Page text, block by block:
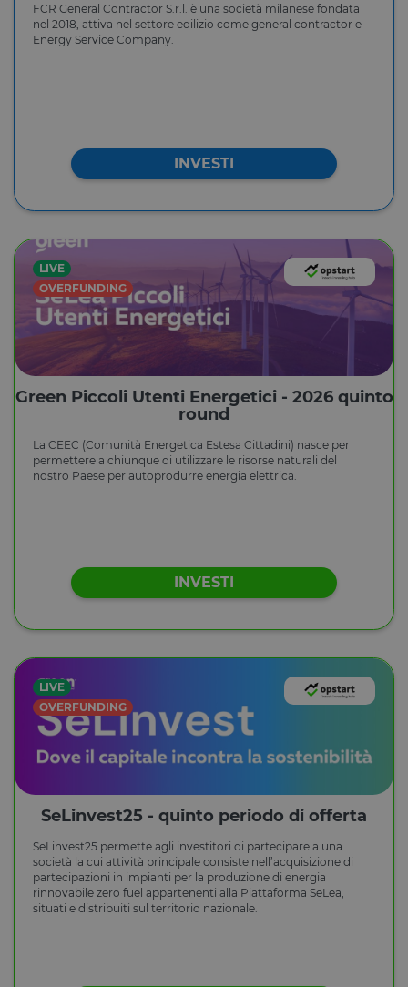
FCR General Contractor S.r.l. è una società milanese fondata
nel 2018, attiva nel settore edilizio come general contractor e
Energy Service Company.
INVESTI
LIVE
OVERFUNDING
Green Piccoli Utenti Energetici - 2026 quinto
round
La CEEC (Comunità Energetica Estesa Cittadini) nasce per
permettere a chiunque di utilizzare le risorse naturali del
nostro Paese per autoprodurre energia elettrica.
INVESTI
LIVE
OVERFUNDING
SeLinvest25 - quinto periodo di offerta
SeLinvest25 permette agli investitori di partecipare a una
società la cui attività principale consiste nell’acquisizione di
partecipazioni in impianti per la produzione di energia
rinnovabile zero fuel appartenenti alla Piattaforma SeLea,
situati e distribuiti sul territorio nazionale.